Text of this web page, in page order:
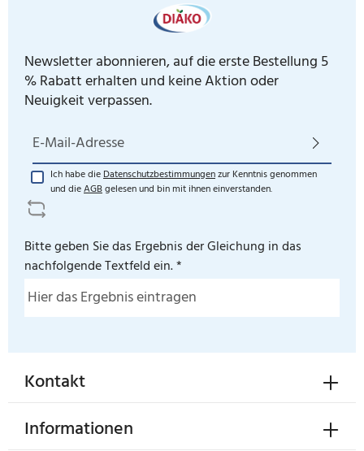
Newsletter abonnieren, auf die erste Bestellung 5
% Rabatt erhalten und keine Aktion oder
Neuigkeit verpassen.
E-Mail-Adresse*
Ich habe dieDatenschutzbestimmungenzur Kenntnis genommen
und dieAGBgelesen und bin mit ihnen einverstanden.
Bitte geben Sie das Ergebnis der Gleichung in das
nachfolgende Textfeld ein. *
Kontakt
Informationen